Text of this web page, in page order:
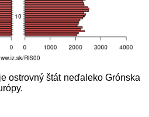
je ostrovný štát neďaleko Grónska